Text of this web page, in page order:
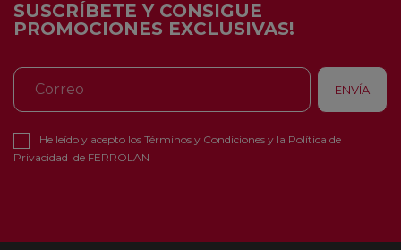
SUSCRÍBETE Y CONSIGUE
PROMOCIONES EXCLUSIVAS!
He leído y acepto los Términos y Condiciones y la Política de
Privacidad de FERROLAN